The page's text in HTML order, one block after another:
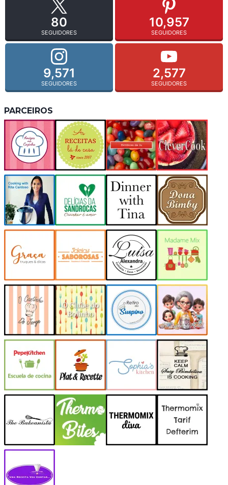
80
SEGUIDORES
10,957
SEGUIDORES
9,571
SEGUIDORES
2,577
SEGUIDORES
PARCEIROS